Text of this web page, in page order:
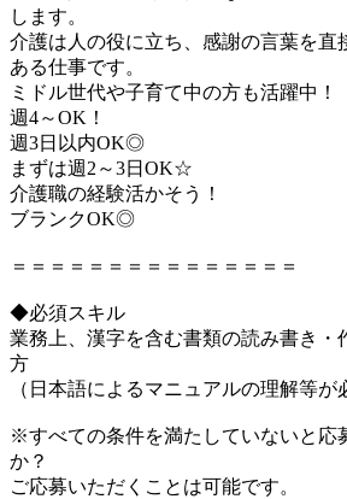
します。
介護は人の役に立ち、感謝の言葉を直
ある仕事です。
ミドル世代や子育て中の方も活躍中！
週4～OK！
週3日以内OK◎
まずは週2～3日OK☆
介護職の経験活かそう！
ブランクOK◎
＝＝＝＝＝＝＝＝＝＝＝＝＝＝＝
◆必須スキル
業務上、漢字を含む書類の読み書き・
方
（日本語によるマニュアルの理解等が
※すべての条件を満たしていないと応
か？
ご応募いただくことは可能です。